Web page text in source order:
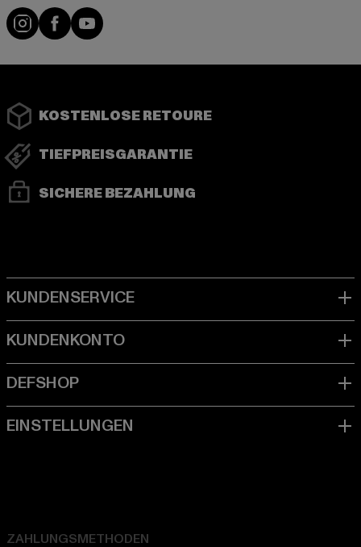
Instagram
FacebookYouTube
KOSTENLOSE RETOURE
TIEFPREISGARANTIE
SICHERE BEZAHLUNG
ZAHLUNGSMETHODEN